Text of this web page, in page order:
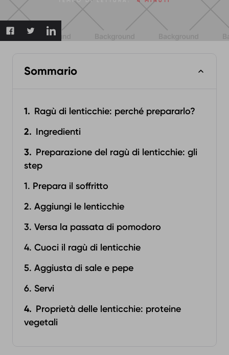
Sommario
Ragù di lenticchie: perché prepararlo?
Ingredienti
Preparazione del ragù di lenticchie: gli
step
1. Prepara il soffritto
2. Aggiungi le lenticchie
3. Versa la passata di pomodoro
4. Cuoci il ragù di lenticchie
5. Aggiusta di sale e pepe
6. Servi
Proprietà delle lenticchie: proteine
vegetali